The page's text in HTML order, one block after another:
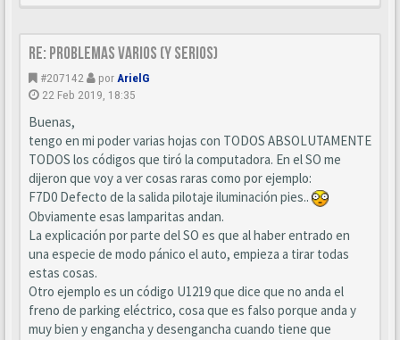
Re: Problemas varios (y serios)
#207142 por ArielG
22 Feb 2019, 18:35
Buenas,
tengo en mi poder varias hojas con TODOS ABSOLUTAMENTE
TODOS los códigos que tiró la computadora. En el SO me
dijeron que voy a ver cosas raras como por ejemplo:
F7D0 Defecto de la salida pilotaje iluminación pies..
Obviamente esas lamparitas andan.
La explicación por parte del SO es que al haber entrado en
una especie de modo pánico el auto, empieza a tirar todas
estas cosas.
Otro ejemplo es un código U1219 que dice que no anda el
freno de parking eléctrico, cosa que es falso porque anda y
muy bien y engancha y desengancha cuando tiene que